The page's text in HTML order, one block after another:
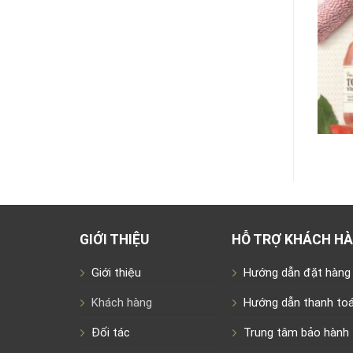
GIỚI THIỆU
Giới thiệu
Khách hàng
Đối tác
HỖ TRỢ KHÁCH
Hướng dẫn đặt hàng
Hướng dẫn thanh
Trung tâm bảo hành